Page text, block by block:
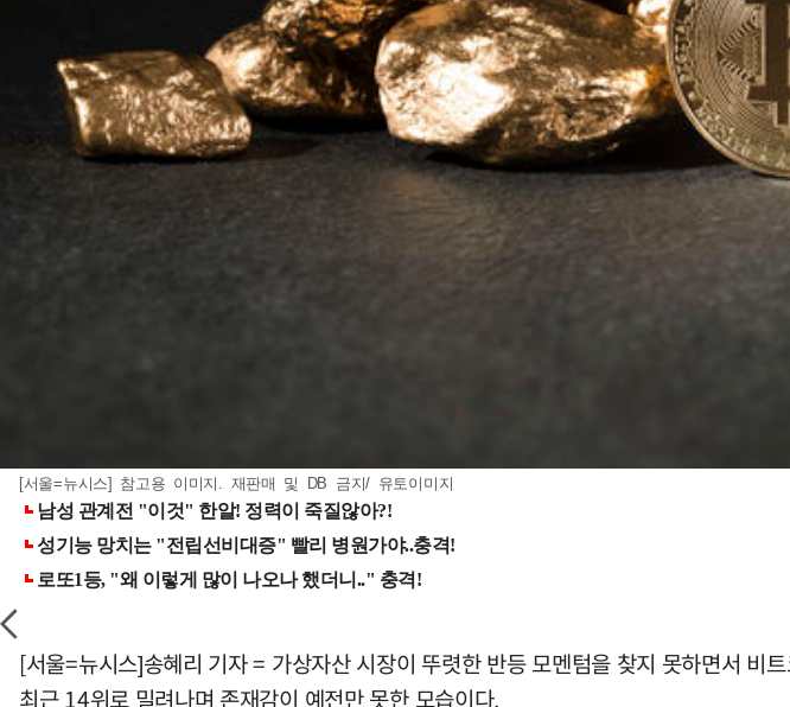
[서울=뉴시스] 참고용 이미지. 재판매 및 DB 금지/ 유토이미지
[서울=뉴시스]송혜리 기자 = 가상자산 시장이 뚜렷한 반등 모멘텀을 찾지 못하면서
최근 14위로 밀려나며 존재감이 예전만 못한 모습이다.